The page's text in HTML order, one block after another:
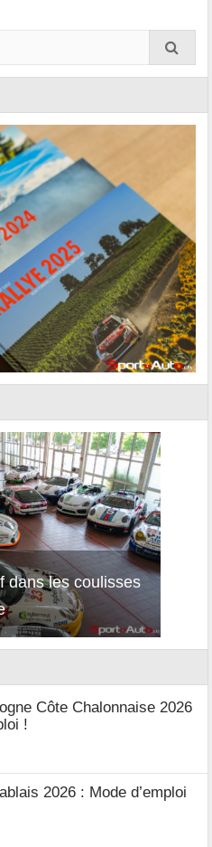
dans les coulisses
Côte Chalonnaise 2026
!
2026 : Mode d’emploi